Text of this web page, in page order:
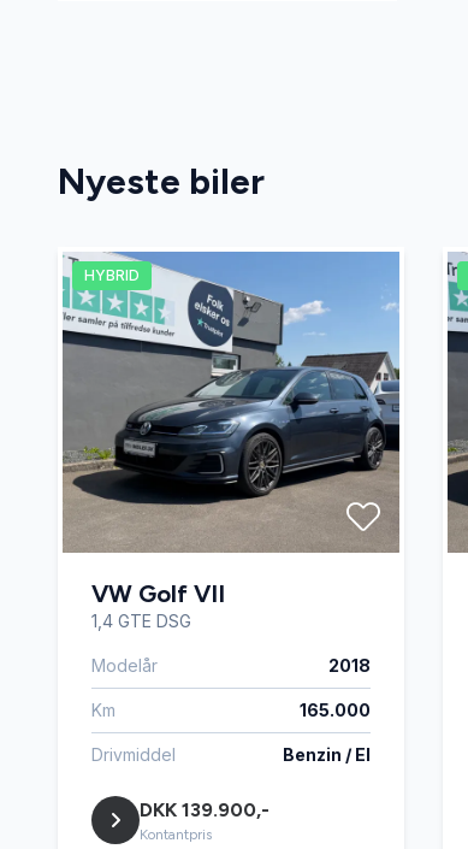
Nyeste biler
HYBRID
VW Golf VII
1,4 GTE DSG
Modelår 2018
Km 165.000
Drivmiddel Benzin / El
DKK 139.900,-
Kontantpris